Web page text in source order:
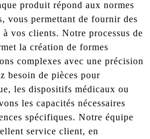
produit répond aux normes
vous permettant de fournir des
vos clients. Notre processus de
la création de formes
complexes avec une précision
besoin de pièces pour
les dispositifs médicaux ou
les capacités nécessaires
spécifiques. Notre équipe
service client, en